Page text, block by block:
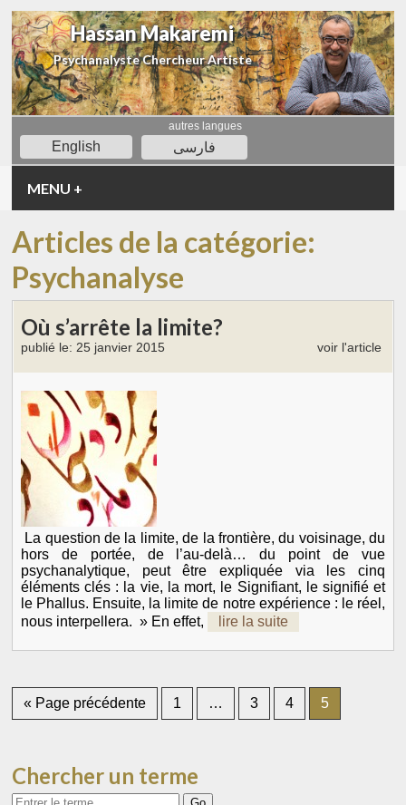
Hassan Makaremi
Psychanalyste Chercheur Artiste
autres langues
English فارسی
MENU +
Articles de la catégorie:
Psychanalyse
Où s’arrête la limite?
publié le: 25 janvier 2015 voir l'article
La question de la limite, de la frontière, du voisinage, du
hors de portée, de l’au-delà… du point de vue
psychanalytique, peut être expliquée via les cinq
éléments clés : la vie, la mort, le Signifiant, le signifié et
le Phallus. Ensuite, la limite de notre expérience : le réel,
nous interpellera. » En effet,
lire la suite
« Page précédente 1 … 3 4 5
Chercher un terme
Votre